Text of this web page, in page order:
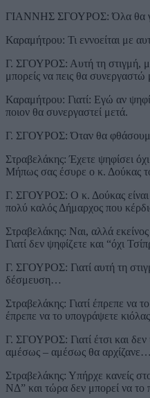
ΓΙΑΝΝΗΣ ΣΓΟΥΡΟΣ: Όλα θα
Καραμήτρου: Τι εννοείται με
Γ. ΣΓΟΥΡΟΣ: Αυτή τη στιγμή,
μπορείς να πεις θα
Καραμήτρου: Γιατί: Εγώ αν
ποιον θα συνεργαστεί μετά.
Γ. ΣΓΟΥΡΟΣ: Όταν θα
Στραβελάκης: Έχετε ψηφίσει
Μήπως σας έσυρε ο κ. Δούκας
Γ. ΣΓΟΥΡΟΣ: Ο κ. Δούκας είναι
πολύ καλός Δήμαρχος που
Στραβελάκης: Ναι, αλλά
Γιατί δεν ψηφίζετε και “όχι
Γ. ΣΓΟΥΡΟΣ: Γιατί αυτή τη
δέσμευση…
Στραβελάκης: Γιατί έπρεπε να
έπρεπε να το υπογράψετε
Γ. ΣΓΟΥΡΟΣ: Γιατί έτσι και
αμέσως – αμέσως θα αρχίζανε…
Στραβελάκης: Υπήρχε κανείς
ΝΔ” και τώρα δεν μπορεί να το